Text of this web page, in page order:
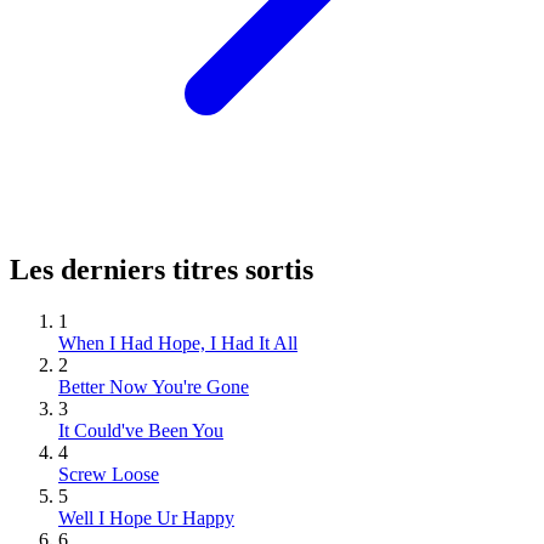
Les derniers titres sortis
1
When I Had Hope, I Had It All
2
Better Now You're Gone
3
It Could've Been You
4
Screw Loose
5
Well I Hope Ur Happy
6